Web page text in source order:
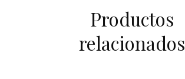
Productos
relacionados